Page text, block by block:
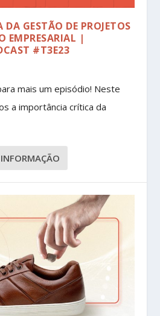
GESTÃO DE PROJETOS
EMPRESARIAL |
#T3E23
mais um episódio! Neste
a importância crítica da